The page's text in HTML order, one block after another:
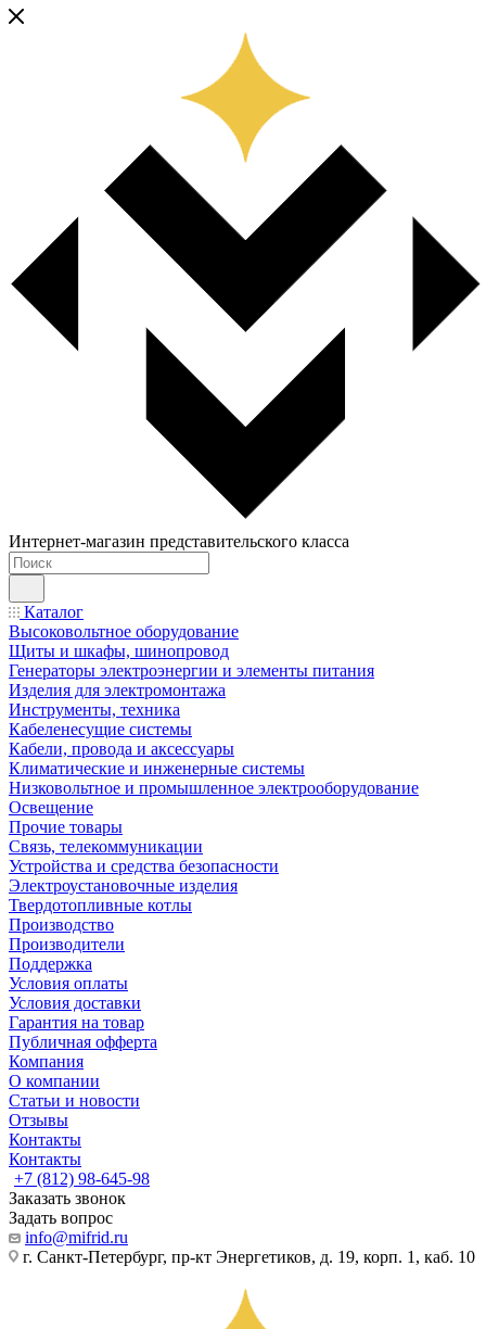
Интернет-магазин представительского класса
Каталог
Высоковольтное оборудование
Щиты и шкафы, шинопровод
Генераторы электроэнергии и элементы питания
Изделия для электромонтажа
Инструменты, техника
Кабеленесущие системы
Кабели, провода и аксессуары
Климатические и инженерные системы
Низковольтное и промышленное электрооборудование
Освещение
Прочие товары
Связь, телекоммуникации
Устройства и средства безопасности
Электроустановочные изделия
Твердотопливные котлы
Производство
Производители
Поддержка
Условия оплаты
Условия доставки
Гарантия на товар
Публичная офферта
Компания
О компании
Статьи и новости
Отзывы
Контакты
Контакты
+7 (812) 98-645-98
Заказать звонок
Задать вопрос
info@mifrid.ru
г. Санкт-Петербург, пр-кт Энергетиков, д. 19, корп. 1, каб. 10